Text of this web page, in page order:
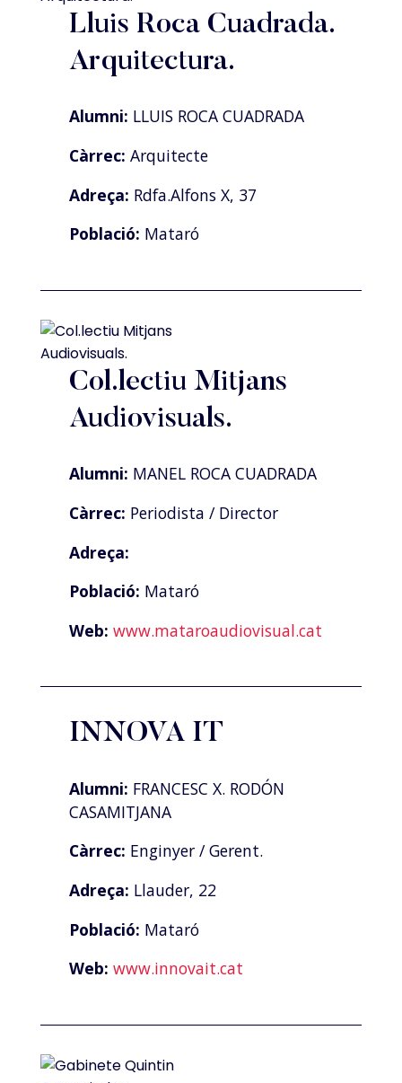
Lluis Roca Cuadrada.
Arquitectura.
Alumni: LLUIS ROCA CUADRADA
Càrrec: Arquitecte
Adreça: Rdfa.Alfons X, 37
Població: Mataró
Col.lectiu Mitjans
Audiovisuals.
Alumni: MANEL ROCA CUADRADA
Càrrec: Periodista / Director
Adreça:
Població: Mataró
Web: www.mataroaudiovisual.cat
INNOVA IT
Alumni: FRANCESC X. RODÓN
CASAMITJANA
Càrrec: Enginyer / Gerent.
Adreça: Llauder, 22
Població: Mataró
Web: www.innovait.cat